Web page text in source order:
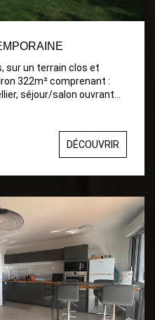
sur un terrain clos et
séjour/salon ouvrant
A l'étage : 2
2 garages, un sous-
10m par 5m et un spa 6
DÉCOUVRIR